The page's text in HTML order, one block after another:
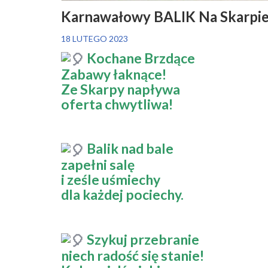
Karnawałowy BALIK Na
18 LUTEGO 2023
Kochane Brzdące
Zabawy łaknące!
Ze Skarpy napływa
oferta chwytliwa!
Balik nad bale
zapełni salę
i ześle uśmiechy
dla każdej pociechy.
Szykuj przebranie
niech radość się stanie!